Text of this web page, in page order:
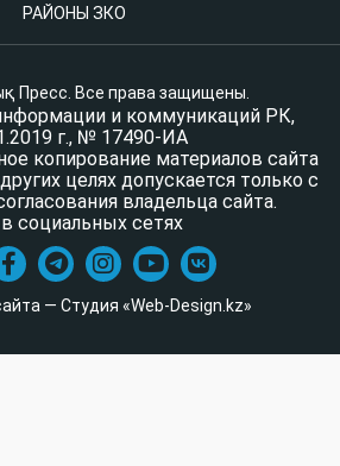
РАЙОНЫ ЗКО
Пресс. Все права защищены.
и коммуникаций РК,
г., № 17490-ИА
копирование материалов сайта
целях допускается только с
владельца сайта.
социальных сетях
— Студия «Web-Design.kz»